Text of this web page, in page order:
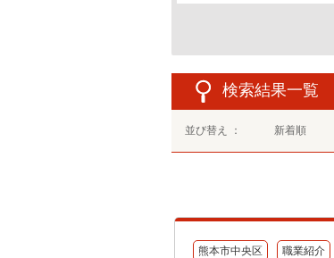
検索結果一覧
並び替え ： 新着順
熊本市中央区 職業紹介